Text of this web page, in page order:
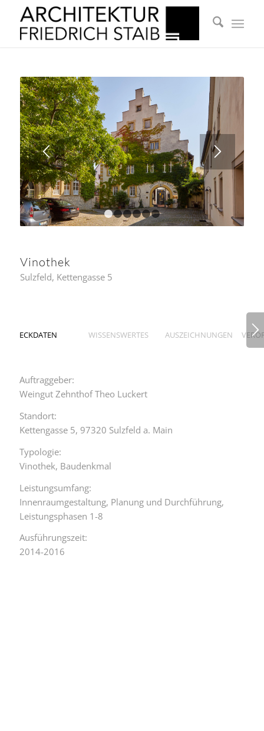
1 2 3 4 5
Vinothek
Sulzfeld, Kettengasse 5
ECKDATEN WISSENSWERTES AUSZEICHNUNGEN
Auftraggeber:
Weingut Zehnthof Theo Luckert
Standort:
Kettengasse 5, 97320 Sulzfeld a. Main
Typologie:
Vinothek, Baudenkmal
Leistungsumfang:
Innenraumgestaltung, Planung und Durchführung,
Leistungsphasen 1-8
Ausführungszeit:
2014-2016